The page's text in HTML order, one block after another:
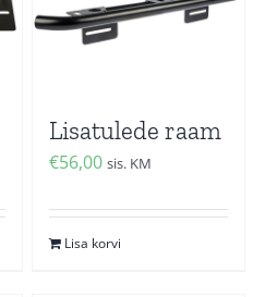
Lisatulede raam
€56,00 sis. KM
Lisa korvi